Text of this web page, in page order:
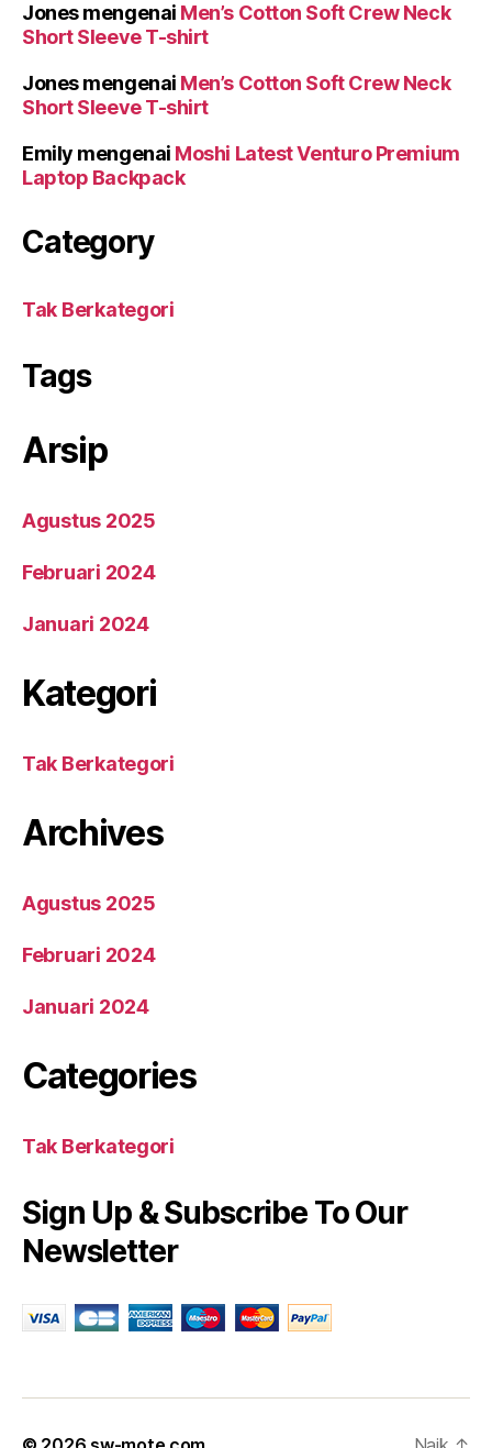
Jonesmengenai Men’s Cotton Soft Crew Neck
Short Sleeve T-shirt
Jonesmengenai Men’s Cotton Soft Crew Neck
Short Sleeve T-shirt
Emily mengenai Moshi Latest Venturo Premium
Laptop Backpack
Category
Tak Berkategori
Tags
Arsip
Agustus 2025
Februari 2024
Januari 2024
Kategori
Tak Berkategori
Archives
Agustus 2025
Februari 2024
Januari 2024
Categories
Tak Berkategori
Sign Up & Subscribe To Our
Newsletter